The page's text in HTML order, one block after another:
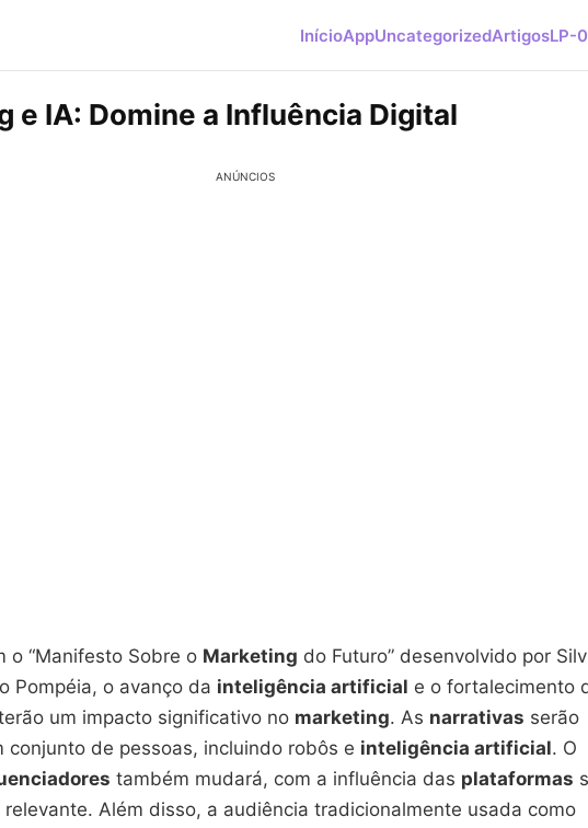
InícioAppUncategorizedArtigosLP-
e IA: Domine a Influência Digital
ANÚNCIOS
o “Manifesto Sobre o Marketing do Futuro” desenvolvido por
Pompéia, o avanço da inteligência artificial e o fortalecimento
um impacto significativo no marketing. As narrativas serão
conjunto de pessoas, incluindo robôs e inteligência artificial. O
também mudará, com a influência das plataformas
Além disso, a audiência tradicionalmente usada como